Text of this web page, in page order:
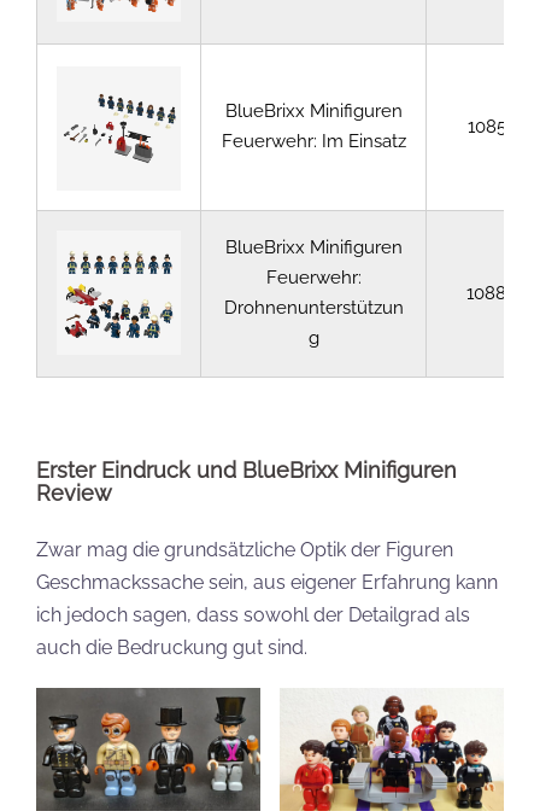
BlueBrixx Minifiguren
Feuerwehr: Im Einsatz
108567
BlueBrixx Minifiguren
Feuerwehr:
Drohnenunterstützun
g
108876
Erster Eindruck und BlueBrixx Minifiguren
Review
Zwar mag die grundsätzliche Optik der Figuren
Geschmackssache sein, aus eigener Erfahrung kann
ich jedoch sagen, dass sowohl der Detailgrad als
auch die Bedruckung gut sind.